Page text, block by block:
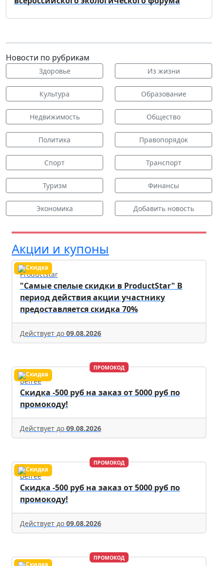
Новости по рубрикам
Здоровье Из жизни
Культура Образование
Недвижимость Общество
Политика Правопорядок
Спорт Транспорт
Туризм Финансы
Экономика Добавить новость
Акции и купоны
Productstar
"Самые спелые скидки в ProductStar" В
период действия акции участнику
предоставляется скидка 70%
Действует до 09.08.2026
ПРОМОКОД
Befree
Скидка -500 руб на заказ от 5000 руб по
промокоду!
Действует до 09.08.2026
ПРОМОКОД
Befree
Скидка -500 руб на заказ от 5000 руб по
промокоду!
Действует до 09.08.2026
ПРОМОКОД